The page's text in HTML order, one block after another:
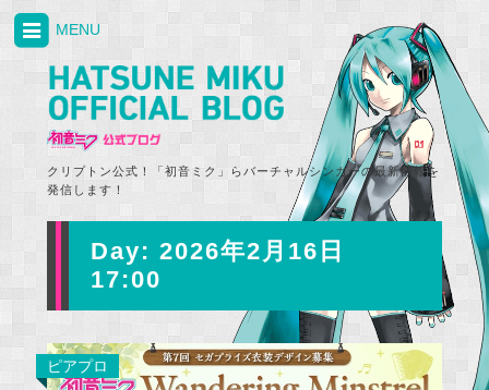
クリプトン公式！「初音ミク」らバーチャルシンガーの最新情報を
発信します！
MENU
Day: 2026年2月16日
17:00
ピアプロ